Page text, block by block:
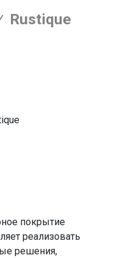
Rustique
покрытие
реализовать
решения,